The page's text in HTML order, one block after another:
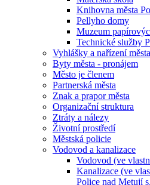
Knihovna města
Pellyho domy
Muzeum
Technické služby
Vyhlášky a nařízení města
Byty města - pronájem
Město je členem
Partnerská města
Znak a prapor města
Organizační struktura
Ztráty a nálezy
Životní prostředí
Městská policie
Vodovod a kanalizace
Vodovod (ve
Kanalizace (ve
Police nad Metují